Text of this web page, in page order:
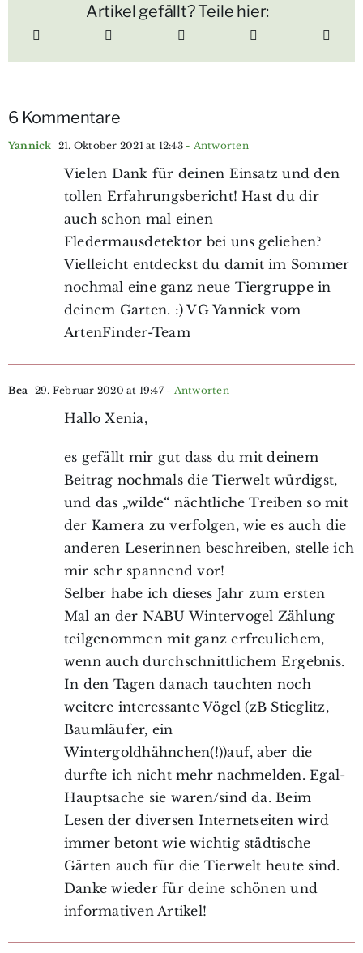
Artikel gefällt? Teile hier:
6 Kommentare
Yannick 21. Oktober 2021 at 12:43- Antworten
Vielen Dank für deinen Einsatz und den
tollen Erfahrungsbericht! Hast du dir
auch schon mal einen
Fledermausdetektor bei uns geliehen?
Vielleicht entdeckst du damit im Sommer
nochmal eine ganz neue Tiergruppe in
deinem Garten. :) VG Yannick vom
ArtenFinder-Team
Bea 29. Februar 2020 at 19:47- Antworten
Hallo Xenia,
es gefällt mir gut dass du mit deinem
Beitrag nochmals die Tierwelt würdigst,
und das „wilde“ nächtliche Treiben so mit
der Kamera zu verfolgen, wie es auch die
anderen Leserinnen beschreiben, stelle ich
mir sehr spannend vor!
Selber habe ich dieses Jahr zum ersten
Mal an der NABU Wintervogel Zählung
teilgenommen mit ganz erfreulichem,
wenn auch durchschnittlichem Ergebnis.
In den Tagen danach tauchten noch
weitere interessante Vögel (zB Stieglitz,
Baumläufer, ein
Wintergoldhähnchen(!))auf, aber die
durfte ich nicht mehr nachmelden. Egal-
Hauptsache sie waren/sind da. Beim
Lesen der diversen Internetseiten wird
immer betont wie wichtig städtische
Gärten auch für die Tierwelt heute sind.
Danke wieder für deine schönen und
informativen Artikel!